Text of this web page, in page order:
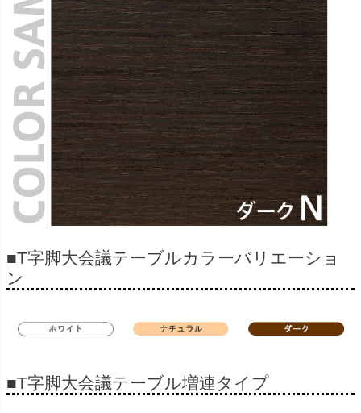
■T字脚大会議テーブルカラーバリエーショ
ン
■T字脚大会議テーブル増連タイプ